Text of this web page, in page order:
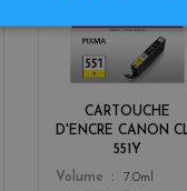
CARTOUCHE
D'ENCRE CANON
551Y
Color
l
Volume
7.0ml